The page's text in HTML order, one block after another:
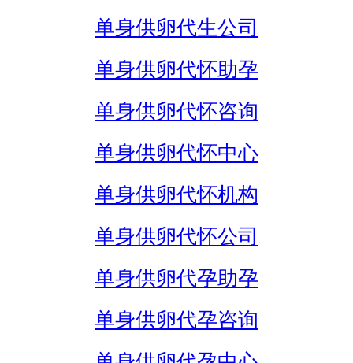
单身供卵代生公司
单身供卵代怀助孕
单身供卵代怀咨询
单身供卵代怀中心
单身供卵代怀机构
单身供卵代怀公司
单身供卵代孕助孕
单身供卵代孕咨询